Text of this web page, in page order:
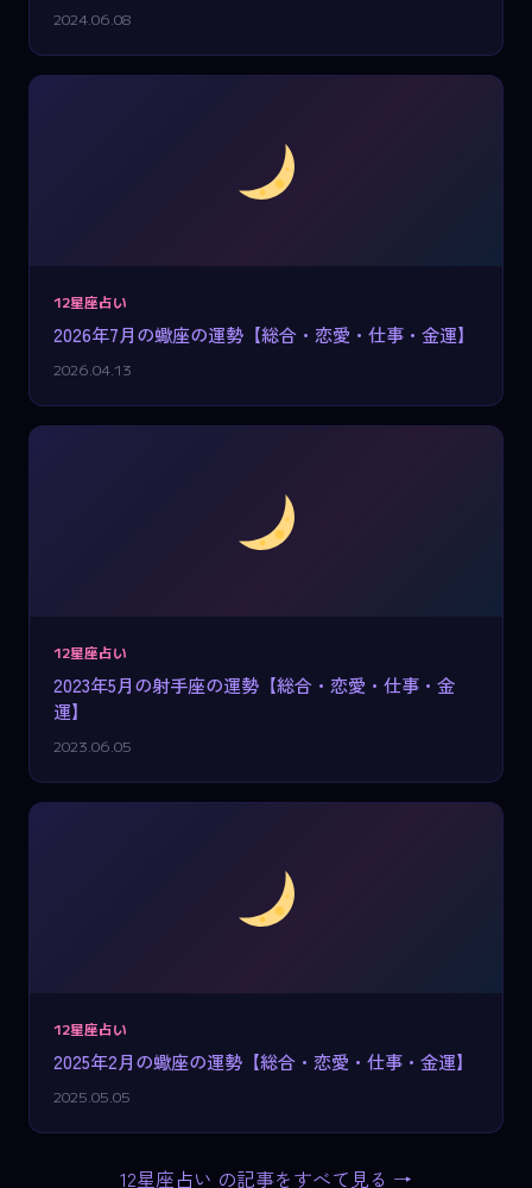
2024.06.08
12星座占い
2026年7月の蠍座の運勢【総合・恋愛・仕事・金運】
2026.04.13
12星座占い
2023年5月の射手座の運勢【総合・恋愛・仕事・金
運】
2023.06.05
12星座占い
2025年2月の蠍座の運勢【総合・恋愛・仕事・金運】
2025.05.05
12星座占い の記事をすべて見る →